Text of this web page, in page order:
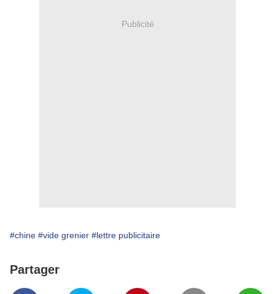
Publicité
#chine #vide grenier #lettre publicitaire
Partager